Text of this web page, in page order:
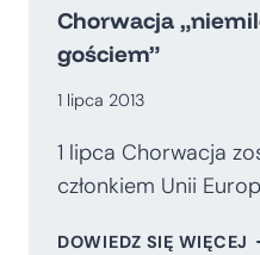
Chorwacja
gościem”
1 lipca 2013
1 lipca Chorwacja
członkiem Unii
DOWIEDZ SIĘ WIĘCEJ